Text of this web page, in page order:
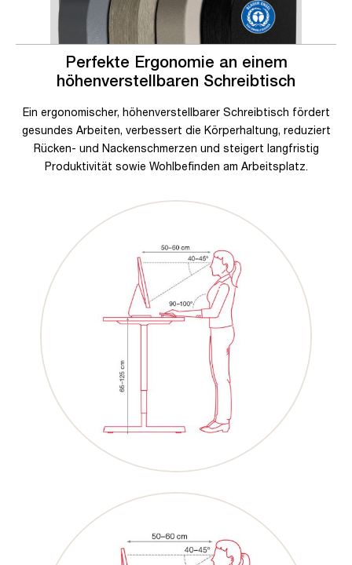
Perfekte Ergonomie an einem
höhenverstellbaren Schreibtisch
Ein ergonomischer, höhenverstellbarer Schreibtisch fördert
gesundes Arbeiten, verbessert die Körperhaltung, reduziert
Rücken- und Nackenschmerzen und steigert langfristig
Produktivität sowie Wohlbefinden am Arbeitsplatz.